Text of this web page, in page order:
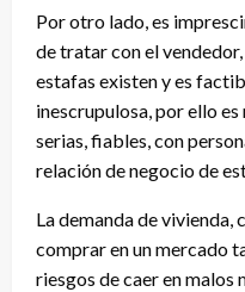
Por otro lado, es
de tratar con el
estafas existen y es
inescrupulosa, por ello
serias, fiables, con
relación de negocio de
La demanda de vivienda,
comprar en un mercado
riesgos de caer en malos